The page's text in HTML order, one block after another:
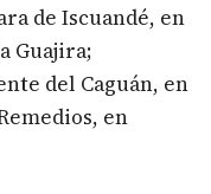
de Iscuandé, en
Guajira;
del Caguán, en
en